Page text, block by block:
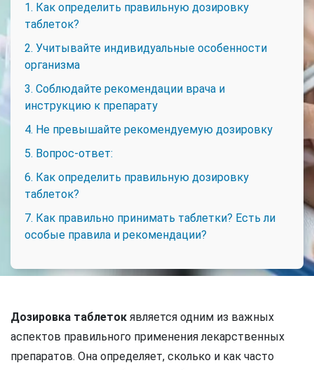
1. Как определить правильную дозировку
таблеток?
2. Учитывайте индивидуальные особенности
организма
3. Соблюдайте рекомендации врача и
инструкцию к препарату
4. Не превышайте рекомендуемую дозировку
5. Вопрос-ответ:
6. Как определить правильную дозировку
таблеток?
7. Как правильно принимать таблетки? Есть ли
особые правила и рекомендации?
Дозировка таблеток является одним из важных
аспектов правильного применения лекарственных
препаратов. Она определяет, сколько и как часто